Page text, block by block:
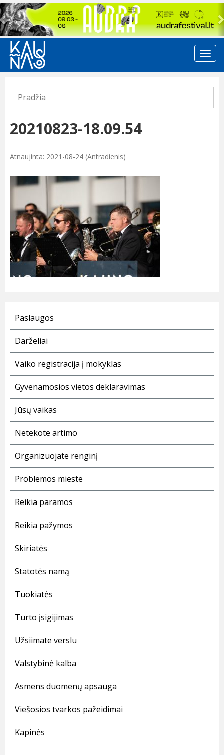
Previous
Pradžia
20210823-18.09.54
Atnaujinta: 2021-08-24 (Antradienis)
Paslaugos
Darželiai
Vaiko registracija į mokyklas
Gyvenamosios vietos deklaravimas
Jūsų vaikas
Netekote artimo
Organizuojate renginį
Problemos mieste
Reikia paramos
Reikia pažymos
Skiriatės
Statotės namą
Tuokiatės
Turto įsigijimas
Užsiimate verslu
Valstybinė kalba
Asmens duomenų apsauga
Viešosios tvarkos pažeidimai
Kapinės